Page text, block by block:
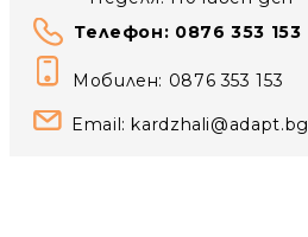
Телефон: 0876 353 153
Мобилен: 0876 353 153
Email: kardzhali@adapt.bg